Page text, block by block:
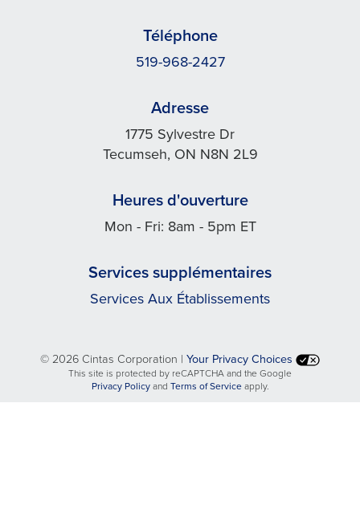
Téléphone
519-968-2427
Adresse
1775 Sylvestre Dr
Tecumseh, ON N8N 2L9
Heures d'ouverture
Mon - Fri: 8am - 5pm ET
Services supplémentaires
Services Aux Établissements
© 2026 Cintas Corporation | Your Privacy Choices
This site is protected by reCAPTCHA and the Google
Privacy Policyopens
and Terms of Serviceopens
apply.